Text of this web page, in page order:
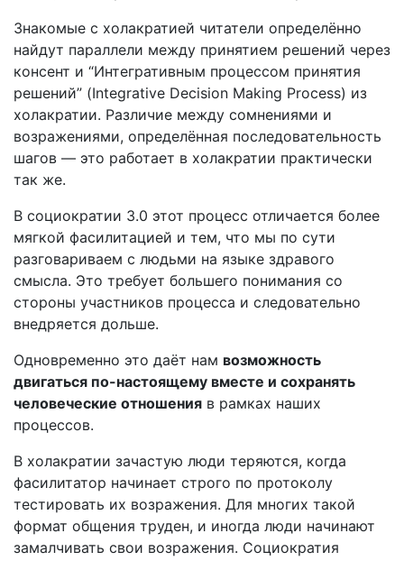
Знакомые с холакратией читатели определённо
найдут параллели между принятием решений через
консент и “Интегративным процессом принятия
решений” (Integrative Decision Making Process) из
холакратии. Различие между сомнениями и
возражениями, определённая последовательность
шагов — это работает в холакратии практически
так же.
В социократии 3.0 этот процесс отличается более
мягкой фасилитацией и тем, что мы по сути
разговариваем с людьми на языке здравого
смысла. Это требует большего понимания со
стороны участников процесса и следовательно
внедряется дольше.
Одновременно это даёт нам возможность
двигаться по-настоящему вместе и сохранять
человеческие отношения в рамках наших
процессов.
В холакратии зачастую люди теряются, когда
фасилитатор начинает строго по протоколу
тестировать их возражения. Для многих такой
формат общения труден, и иногда люди начинают
замалчивать свои возражения. Социократия